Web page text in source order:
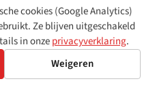
Binnenlandse Zaken;
via EN 301 549
daartoe
cookies (Google Analytics)
Ze blijven uitgeschakeld
in onzeprivacyverklaring.
Weigeren